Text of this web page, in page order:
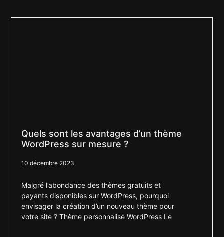
Quels sont les avantages d’un thème
WordPress sur mesure ?
10 décembre 2023
Malgré l’abondance des thèmes gratuits et
payants disponibles sur WordPress, pourquoi
envisager la création d’un nouveau thème pour
votre site ? Thème personnalisé WordPress Le